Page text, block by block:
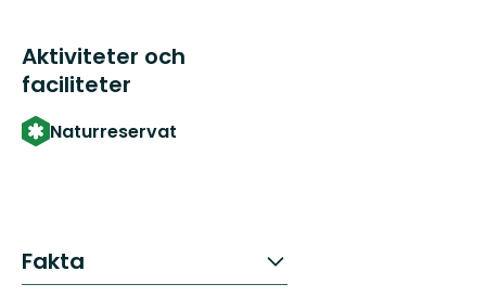
Aktiviteter och
faciliteter
Naturreservat
Fakta